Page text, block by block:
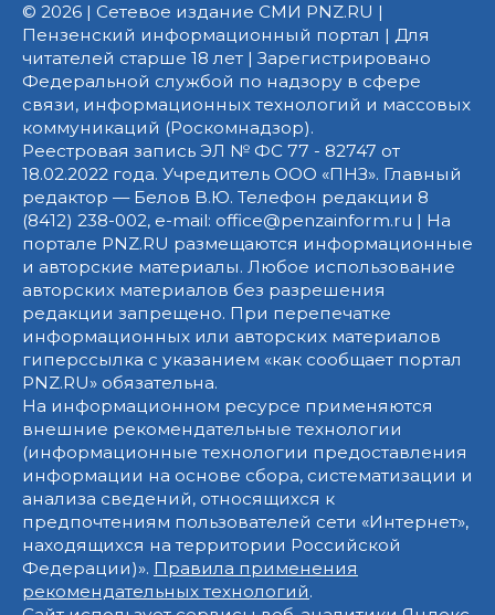
© 2026 | Сетевое издание СМИ PNZ.RU |
Пензенский информационный портал | Для
читателей старше 18 лет | Зарегистрировано
Федеральной службой по надзору в сфере
связи, информационных технологий и массовых
коммуникаций (Роскомнадзор).
Реестровая запись ЭЛ № ФС 77 - 82747 от
18.02.2022 года. Учредитель ООО «ПНЗ». Главный
редактор — Белов В.Ю. Телефон редакции 8
(8412) 238-002, e-mail: office@penzainform.ru | На
портале PNZ.RU размещаются информационные
и авторские материалы. Любое использование
авторских материалов без разрешения
редакции запрещено. При перепечатке
информационных или авторских материалов
гиперссылка с указанием «как сообщает портал
PNZ.RU» обязательна.
На информационном ресурсе применяются
внешние рекомендательные технологии
(информационные технологии предоставления
информации на основе сбора, систематизации и
анализа сведений, относящихся к
предпочтениям пользователей сети «Интернет»,
находящихся на территории Российской
Федерации)». Правила применения
рекомендательных технологий.